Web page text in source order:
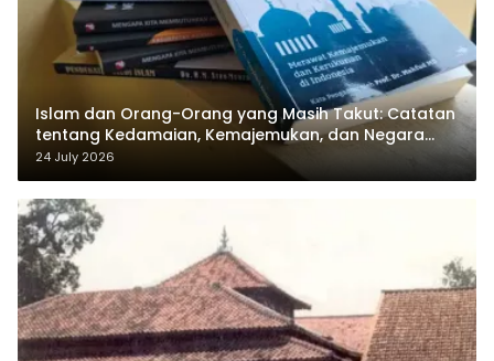
Islam dan Orang-Orang yang Masih Takut: Catatan
tentang Kedamaian, Kemajemukan, dan Negara
dalam Pemikiran Masykuri Abdillah
24 July 2026